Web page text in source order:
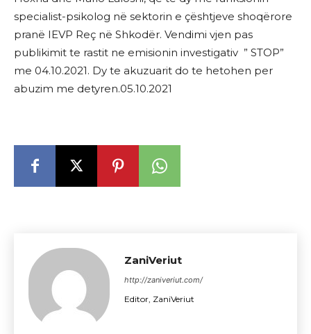
specialist-psikolog në sektorin e çështjeve shoqërore
pranë IEVP Reç në Shkodër. Vendimi vjen pas
publikimit te rastit ne emisionin investigativ ” STOP”
me 04.10.2021. Dy te akuzuarit do te hetohen per
abuzim me detyren.05.10.2021
ZaniVeriut
http://zaniveriut.com/
Editor, ZaniVeriut